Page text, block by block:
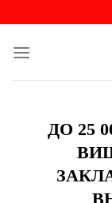
content
ДО 25